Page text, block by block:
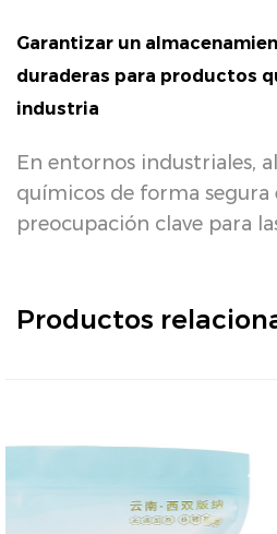
Garantizar un
duraderas para productos
industria
En entornos industriales,
químicos de forma segura
preocupación clave para
Productos